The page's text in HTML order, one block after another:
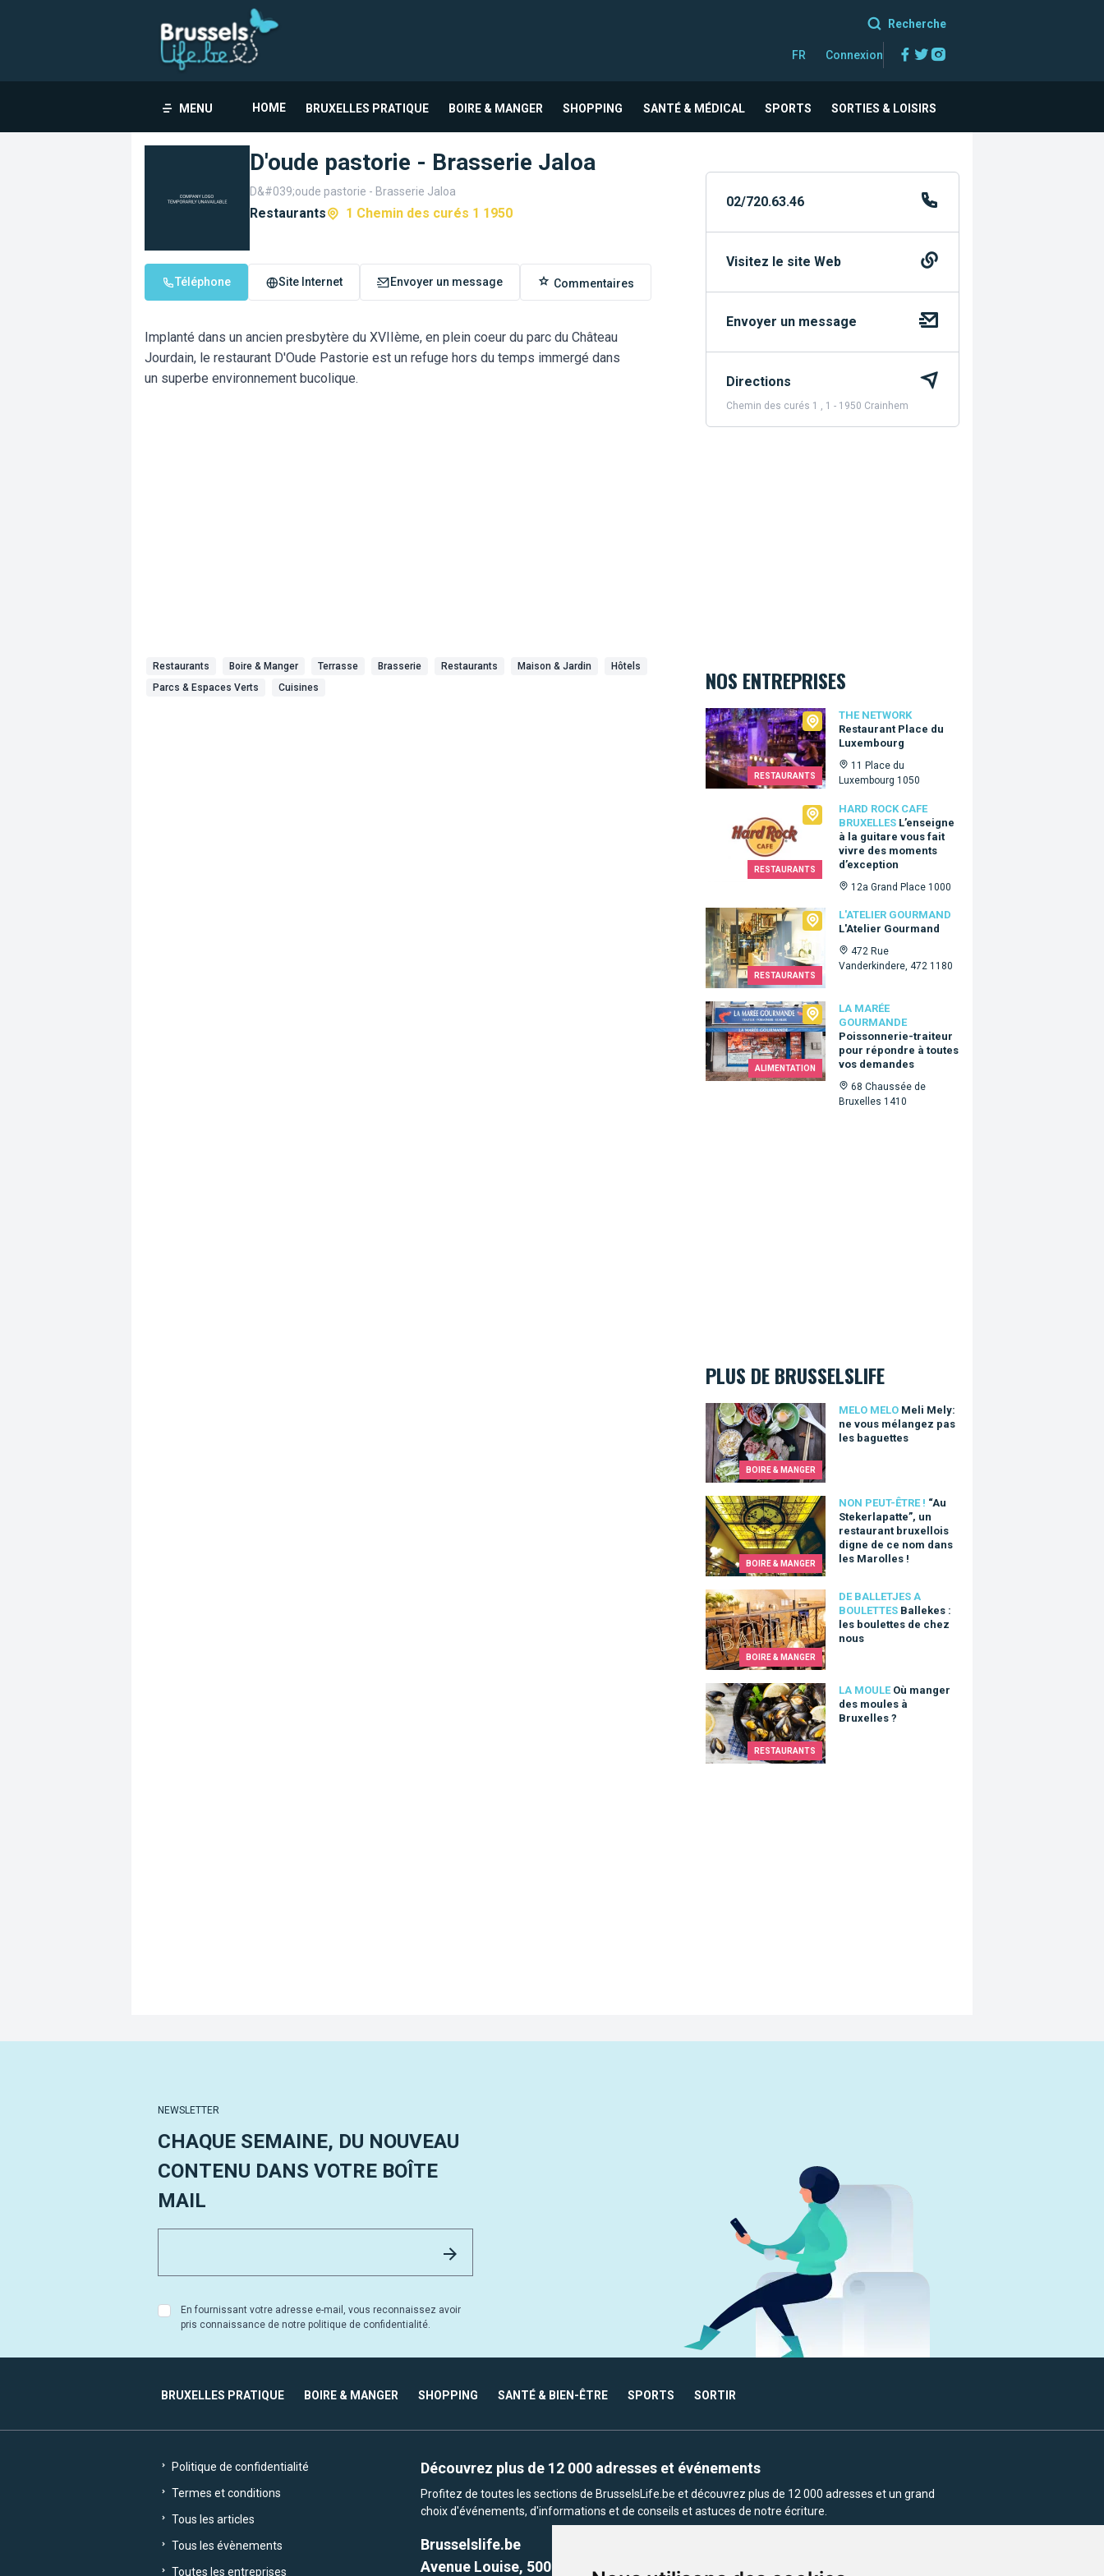
Recherche
FR Connexion Facebook
Twitter
MENU HOME BRUXELLES PRATIQUE BOIRE & MANGER SHOPPING SANTÉ & MÉDICAL SPORTS SORTIES & LOISIRS
D'oude pastorie - Brasserie Jaloa
D&#039;oude pastorie - Brasserie Jaloa
Restaurants 1 Chemin des curés 1 1950
Téléphone Site Internet Envoyer un message Commentaires
Implanté dans un ancien presbytère du XVIIème, en plein coeur du parc du Château
Jourdain, le restaurant D'Oude Pastorie est un refuge hors du temps immergé dans
un superbe environnement bucolique.
Restaurants Boire & Manger Terrasse Brasserie Restaurants Maison & Jardin
Hôtels
Parcs & Espaces Verts
Cuisines
02/720.63.46
Visitez le site Web
Envoyer un message
Directions
Chemin des curés 1 , 1 - 1950 Crainhem
NOS ENTREPRISES
RESTAURANTS
THE NETWORK
Restaurant Place du
Luxembourg
11 Place du
Luxembourg 1050
The Network
RESTAURANTS
HARD ROCK CAFE
BRUXELLES L’enseigne
à la guitare vous fait
vivre des moments
d’exception
12a Grand Place 1000
Hard Rock Cafe Bruxelles
RESTAURANTS
L'ATELIER GOURMAND
L'Atelier Gourmand
472 Rue
Vanderkindere, 472 1180
L'Atelier Gourmand
ALIMENTATION
LA MARÉE
GOURMANDE
Poissonnerie-traiteur
pour répondre à toutes
vos demandes
68 Chaussée de
Bruxelles 1410
La Marée Gourmande
PLUS DE BRUSSELSLIFE
BOIRE & MANGER
MELO MELO Meli Mely:
ne vous mélangez pas
les baguettes
Meli Mely: ne vous mélangez pas les baguettes
BOIRE & MANGER
NON PEUT-ÊTRE ! “Au
Stekerlapatte”, un
restaurant bruxellois
digne de ce nom dans
les Marolles !
“Au Stekerlapatte”, un restaurant bruxellois digne de ce nom dans
BOIRE & MANGER
DE BALLETJES A
BOULETTES Ballekes :
les boulettes de chez
nous
Ballekes : les boulettes de chez nous
RESTAURANTS
LA MOULE Où manger
des moules à
Bruxelles ?
Où manger des moules à Bruxelles ?
NEWSLETTER
CHAQUE SEMAINE, DU NOUVEAU
CONTENU DANS VOTRE BOÎTE
MAIL
En fournissant votre adresse e-mail, vous reconnaissez avoir
pris connaissance de notre politique de confidentialité.
BRUXELLES PRATIQUE BOIRE & MANGER SHOPPING SANTÉ & BIEN-ÊTRE SPORTS SORTIR
Politique de confidentialité
Termes et conditions
Tous les articles
Tous les évènements
Toutes les entreprises
Découvrez plus de 12 000 adresses et événements
Profitez de toutes les sections de BrusselsLife.be et découvrez plus de 12 000 adresses et un grand
choix d'événements, d'informations et de conseils et astuces de notre écriture.
Brusselslife.be
Avenue Louise, 500 -1050 Ixelles, Brussels,